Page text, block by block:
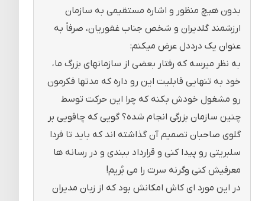
بدون هیچ منظور و اشاره مستقیمی به سازمان
ارزشمند گلدیران و شخص جناب غفوریان، صرفاً به
عنوان یک درددل عرض میکنم:
به نظر میرسه که رفتار بعضی از سازمانهای بزرگ ما،
خود به تنهایی قابلیت این رو داره که مدتها فکرمون
رو مشغول خودش بکنه که چرا این حرکت توسط
چنین سازمان بزرگی انجام شده؟ گویی که چاقویی بر
گلوی صاحبان تصمیم آن گذاشته اند که باید تا فردا
سلبریتی رو پیدا کنی و قرارداد ببندی و در رسانه ها
معرفیش کنی وگرنه سرت را می بُریم!
در این مورد ای کاش امکانش بود که از زبان مدیران